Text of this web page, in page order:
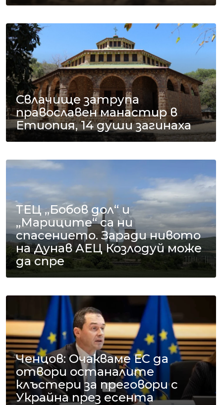
Свлачище затрупа
православен манастир в
Етиопия, 14 души загинаха
ТЕЦ „Бобов дол“ и
„Мариците“ са ни
спасението. Заради нивото
на Дунав АЕЦ Козлодуй може
да спре
Ченцов: Очакваме ЕС да
отвори останалите
клъстери за преговори с
Украйна през есента